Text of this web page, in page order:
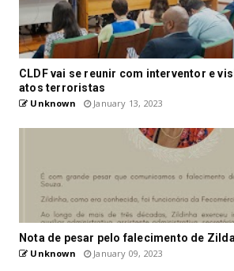
CLDF vai se reunir com interventor e
atos terroristas
Unknown January 13, 2023
Nota de pesar pelo falecimento de
Unknown January 09, 2023